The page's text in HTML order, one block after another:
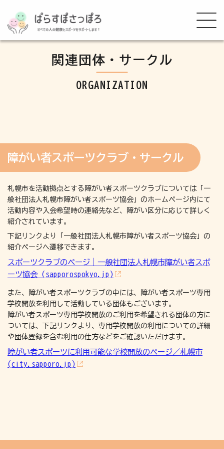
関連団体・サークル
ORGANIZATION
障がい者スポーツクラブ・サークル
札幌市を活動拠点とする障がい者スポーツクラブについては「一
般社団法人札幌市障がい者スポーツ協会」のホームページ内にて
活動内容や入会希望時の連絡先など、障がい区分に応じて詳しく
紹介されています。
下記リンクより「一般社団法人札幌市障がい者スポーツ協会」の
紹介ページへ遷移できます。
スポーツクラブのページ｜一般社団法人札幌市障がい者スポ
ーツ協会 (sapporospokyo.jp)
また、障がい者スポーツクラブの中には、障がい者スポーツ専用
学校開放を利用して活動している団体もございます。
障がい者スポーツ専用学校開放のご利用を希望される団体の方に
ついては、下記リンクより、専用学校開放の利用についての詳細
や団体登録を含む利用の仕方などをご確認いただけます。
障がい者スポーツに利用可能な学校開放のページ／札幌市
(city.sapporo.jp)